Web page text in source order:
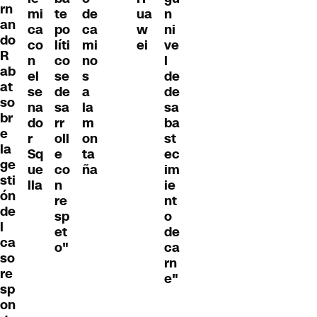
rn
an
do
R
ab
at
so
br
e
la
ge
sti
ón
de
l
ca
so
re
sp
on
mi
ca
co
n
el
se
na
do
r
Sq
ue
lla
te
po
líti
co
se
de
sa
rr
oll
e
co
n
re
sp
et
o"
de
ca
mi
no
s
a
la
m
on
ta
ña
ua
w
ei
n
ni
ve
l
de
de
sa
ba
st
ec
im
ie
nt
o
de
ca
rn
e"